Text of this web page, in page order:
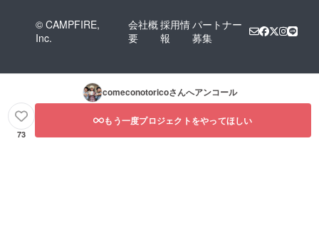
© CAMPFIRE,
Inc.
会社概
要
採用情
報
パートナー
募集
comeconotoricoさんへアンコール
73
もう一度プロジェクトをやってほしい